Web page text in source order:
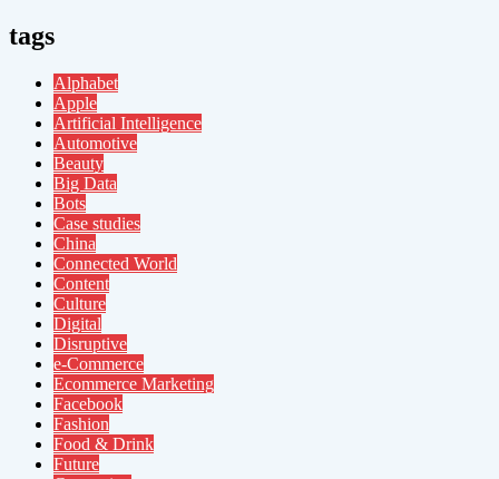
tags
Alphabet
Apple
Artificial Intelligence
Automotive
Beauty
Big Data
Bots
Case studies
China
Connected World
Content
Culture
Digital
Disruptive
e-Commerce
Ecommerce Marketing
Facebook
Fashion
Food & Drink
Future